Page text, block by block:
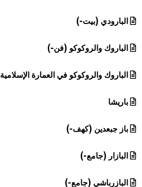
البارودي (بيت-)
الباروك والروكوكو (فن-)
الباروك والروكوكو في العمارة الإسلامية
باريشا
باز جبعدين (كهف-)
البازار (جامع-)
البازرباشي (جامع-)